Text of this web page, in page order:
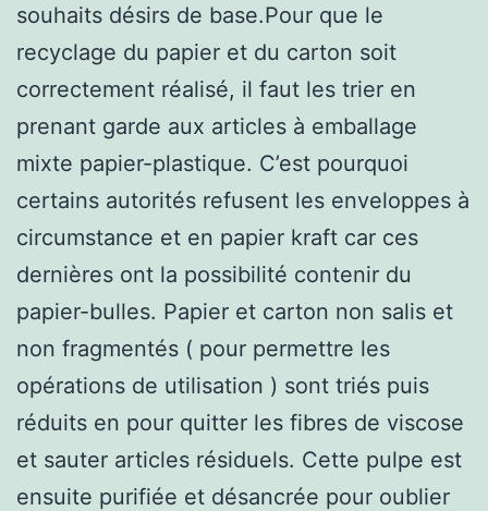
souhaits désirs de base.Pour que le
recyclage du papier et du carton soit
correctement réalisé, il faut les trier en
prenant garde aux articles à emballage
mixte papier-plastique. C’est pourquoi
certains autorités refusent les enveloppes à
circumstance et en papier kraft car ces
dernières ont la possibilité contenir du
papier-bulles. Papier et carton non salis et
non fragmentés ( pour permettre les
opérations de utilisation ) sont triés puis
réduits en pour quitter les fibres de viscose
et sauter articles résiduels. Cette pulpe est
ensuite purifiée et désancrée pour oublier